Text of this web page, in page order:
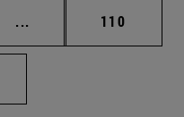
... Páginas intermedias
Página
110